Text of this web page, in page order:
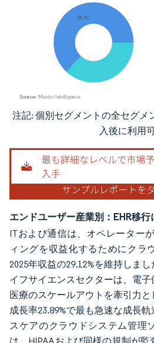
画像 © Mordor Intelligence。再利用にはCC
注記: 個別セグメントの全セグメ
入後に利用
エンドユーザー産業別：EHR移
ITおよび通信は、オペレーター
ィングを収益化するためにクラ
2025年収益の29.12%を維持しま
イフサイエンスセクターは、電
医療のスケールアウトを牽引力
成長率23.89%で最も急速な成長
スケアのクラウドシステム管理